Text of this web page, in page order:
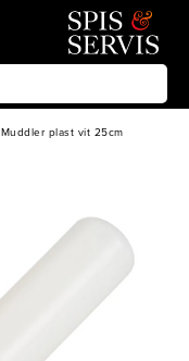
Muddler plast vit 25cm